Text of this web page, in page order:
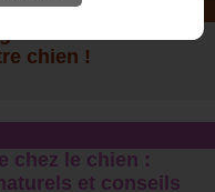
chien !
chez le chien :
et conseils